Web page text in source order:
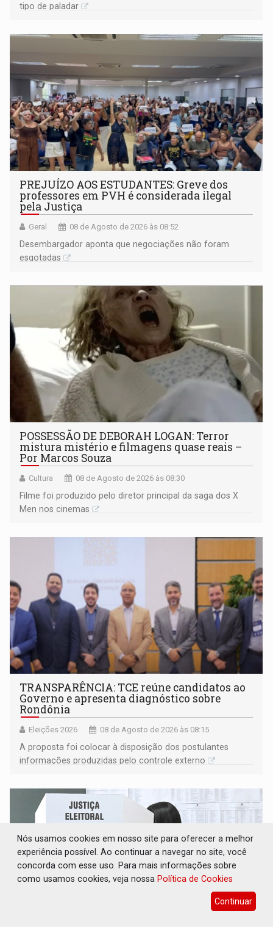
tipo de paladar
PREJUÍZO AOS ESTUDANTES: Greve dos
professores em PVH é considerada ilegal
pela Justiça
Geral 08 de Agosto de 2026 às 08:52
Desembargador aponta que negociações não foram
esgotadas
POSSESSÃO DE DEBORAH LOGAN: Terror
mistura mistério e filmagens quase reais –
Por Marcos Souza
Cultura 08 de Agosto de 2026 às 08:30
Filme foi produzido pelo diretor principal da saga dos X
Men nos cinemas
TRANSPARÊNCIA: TCE reúne candidatos ao
Governo e apresenta diagnóstico sobre
Rondônia
Eleições 2026 08 de Agosto de 2026 às 08:15
A proposta foi colocar à disposição dos postulantes
informações produzidas pelo controle externo
Nós usamos cookies em nosso site para oferecer a melhor
experiência possível. Ao continuar a navegar no site, você
concorda com esse uso. Para mais informações sobre
como usamos cookies, veja nossa Política de Cookies
Continuar